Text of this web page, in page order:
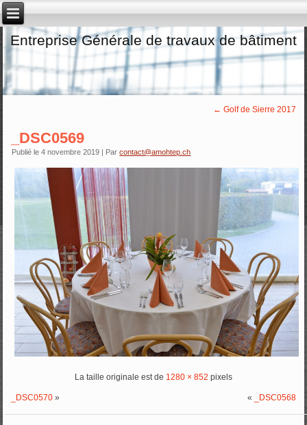
Entreprise Générale de travaux de bâtiment
← Golf de Sierre 2017
_DSC0569
Publié le 4 novembre 2019 | Par contact@amohtep.ch
La taille originale est de 1280 × 852 pixels
_DSC0570 » « _DSC0568